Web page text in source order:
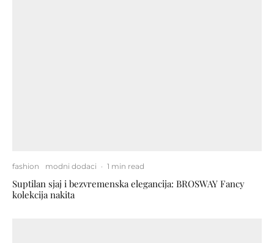
fashion modni dodaci · 1 min read
Suptilan sjaj i bezvremenska elegancija: BROSWAY Fancy
kolekcija nakita